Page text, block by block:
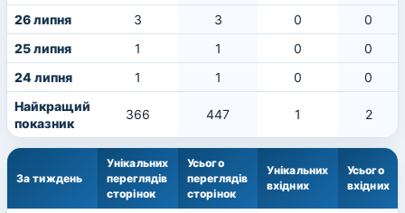
26 липня
3 3 0
0
25 липня
1 1 0
0
24 липня
1 1 0
0
Найкращий
показник
366 447 1 2
За тиждень
Унікальних
переглядів
сторінок
Усього
переглядів
сторінок
Унікальних
вхідних
Усього
вхідних